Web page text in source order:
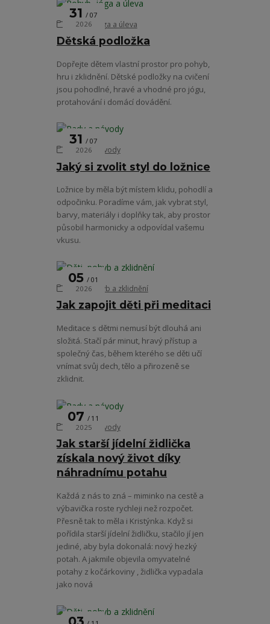
Dětská podložka
31
07
2026
Pohyb, jóga a úleva
Dopřejte dětem vlastní prostor pro pohyb,
hru i zklidnění. Dětské podložky na cvičení
jsou pohodlné, hravé a vhodné pro jógu,
protahování i domácí dovádění.
Jaký si zvolit styl do ložnice
31
07
2026
Rady a návody
Ložnice by měla být místem klidu, pohodlí a
odpočinku. Poradíme vám, jak vybrat styl,
barvy, materiály i doplňky tak, aby prostor
působil harmonicky a odpovídal vašemu
vkusu.
Jak zapojit děti při meditaci
05
01
2026
Děti, pohyb a zklidnění
Meditace s dětmi nemusí být dlouhá ani
složitá. Stačí pár minut, hravý přístup a
společný čas, během kterého se děti učí
vnímat svůj dech, tělo a přirozeně se
zklidnit.
Jak starší jídelní židlička
získala nový život díky
náhradnímu potahu
07
11
2025
Rady a návody
Každá z nás to zná – miminko na cestě a
výbavička roste rychleji než rozpočet.
Přesně tak to měla i Kristýnka. Když si
pořídila starší jídelní židličku, stačilo jí jen
jediné, aby byla dokonalá: nový hezký
potah. A jakmile objevila omyvatelné
potahy z kočárkoviny , židlička vypadala
jako nová